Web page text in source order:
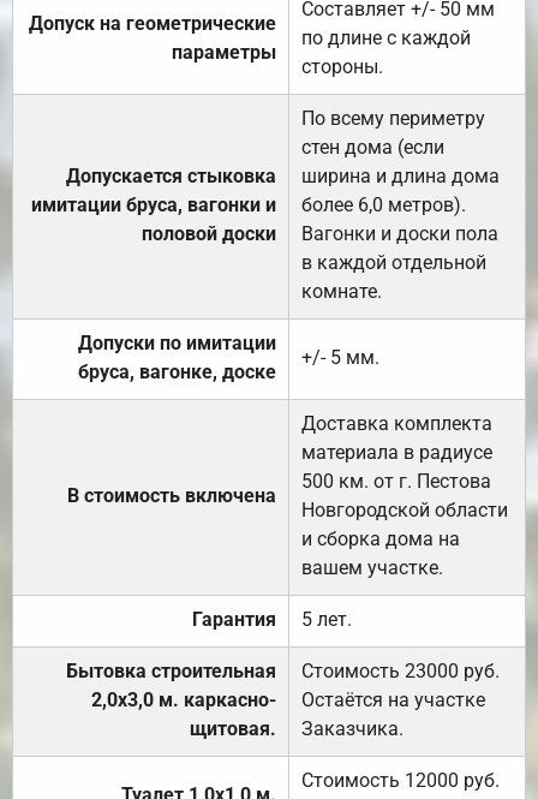
Допуск на геометрические
параметры
Составляет +/- 50 мм
по длине с каждой
стороны.
Допускается стыковка
имитации бруса, вагонки и
половой доски
По всему периметру
стен дома (если
ширина и длина дома
более 6,0 метров).
Вагонки и доски пола
в каждой отдельной
комнате.
Допуски по имитации
бруса, вагонке, доске
+/- 5 мм.
В стоимость включена
Доставка комплекта
материала в радиусе
500 км. от г. Пестова
Новгородской области
и сборка дома на
вашем участке.
Гарантия 5 лет.
Бытовка строительная
2,0х3,0 м. каркасно-
щитовая.
Стоимость 23000 руб.
Остаётся на участке
Заказчика.
Туалет 1,0х1,0 м.
Стоимость 12000 руб.